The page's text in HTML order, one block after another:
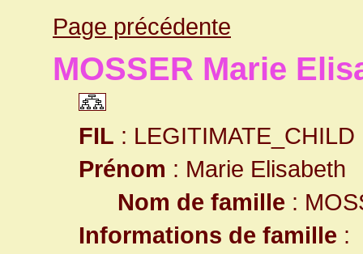
Page précédente
MOSSER Marie
FIL : LEGITIMATE_CHILD
Prénom : Marie Elisabeth
Nom de famille :
Informations de famille :